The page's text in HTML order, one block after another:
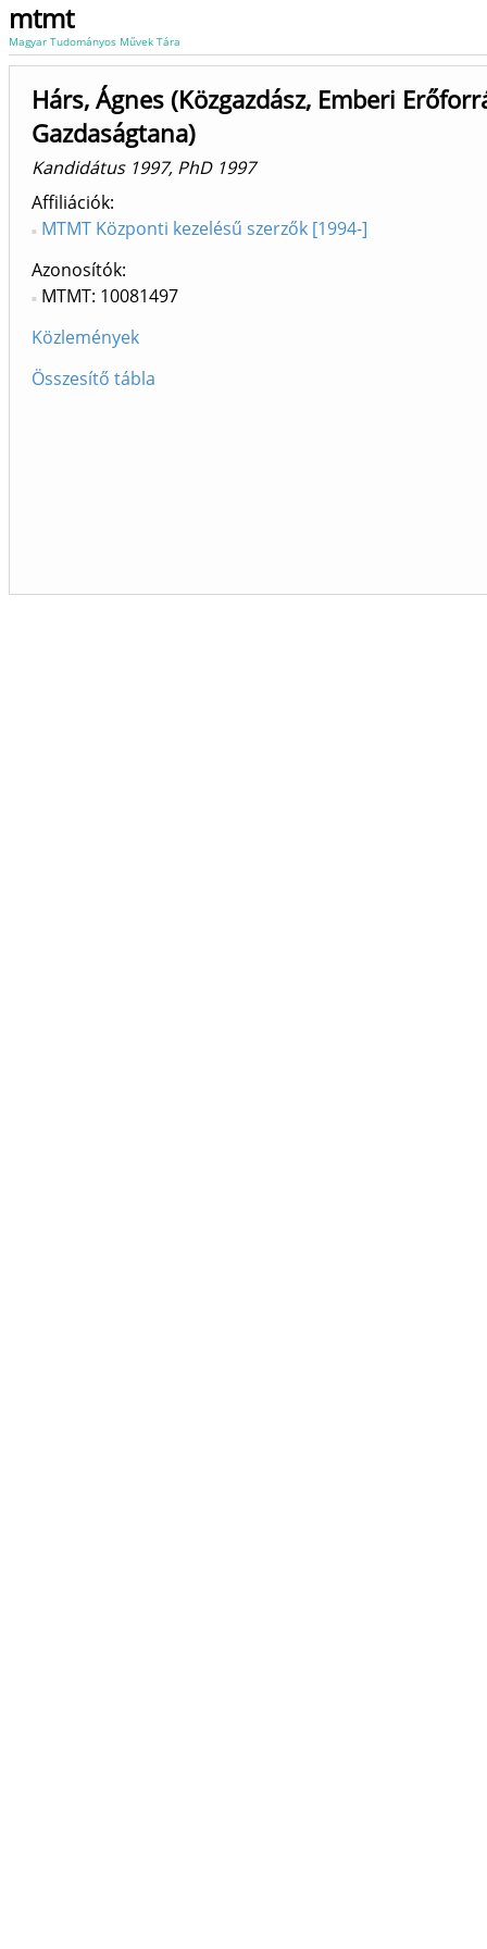
mtmt
Magyar Tudományos Művek Tára
Hárs, Ágnes (Közgazdász, Emberi
Gazdaságtana)
Kandidátus 1997, PhD 1997
Affiliációk
MTMT Központi kezelésű szerzők [1994-]
Azonosítók
MTMT: 10081497
Közlemények
Összesítő tábla